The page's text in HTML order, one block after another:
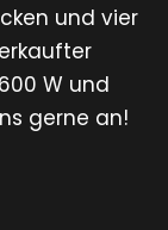
und vier
W und
gerne an!